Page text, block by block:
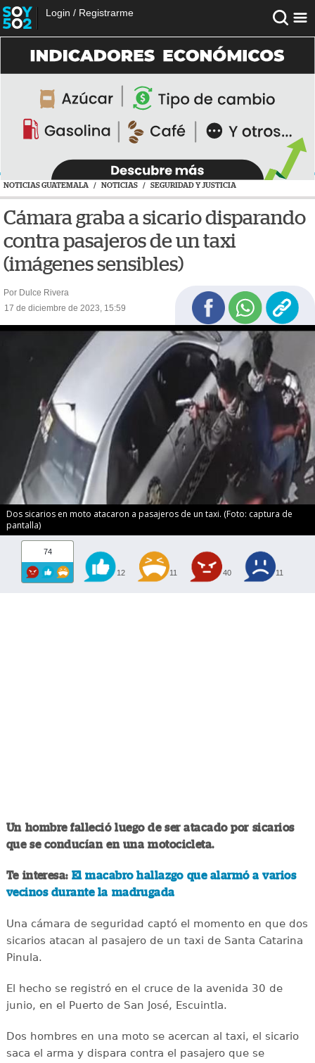
Login / Registrarme
NOTICIAS GUATEMALA / NOTICIAS / SEGURIDAD Y JUSTICIA
Cámara graba a sicario disparando
contra pasajeros de un taxi
(imágenes sensibles)
Por Dulce Rivera
17 de diciembre de 2023, 15:59
Dos sicarios en moto atacaron a pasajeros de un taxi. (Foto: captura de
pantalla)
74
12 11 40 11
Un hombre falleció luego de ser atacado por sicarios
que se conducían en una motocicleta.
Te interesa: El macabro hallazgo que alarmó a varios
vecinos durante la madrugada
Una cámara de seguridad captó el momento en que dos
sicarios atacan al pasajero de un taxi de Santa Catarina
Pinula.
El hecho se registró en el cruce de la avenida 30 de
junio, en el Puerto de San José, Escuintla.
Dos hombres en una moto se acercan al taxi, el sicario
saca el arma y dispara contra el pasajero que se